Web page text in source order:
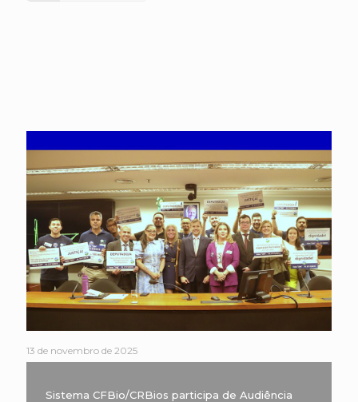
13 de novembro de 2025
Sistema CFBio/CRBios participa de Audiência